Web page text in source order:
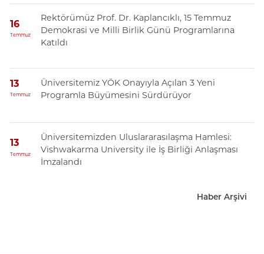
16
Temmuz
Rektörümüz Prof. Dr. Kaplancıklı, 15 Temmuz
Demokrasi ve Milli Birlik Günü Programlarına
Katıldı
13
Temmuz
Üniversitemiz YÖK Onayıyla Açılan 3 Yeni
Programla Büyümesini Sürdürüyor
13
Temmuz
Üniversitemizden Uluslararasılaşma Hamlesi:
Vishwakarma University ile İş Birliği Anlaşması
İmzalandı
Haber Arşivi